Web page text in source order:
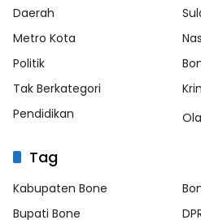
Daerah
Metro Kota
Politik
Tak Berkategori
Pendidikan
Tag
Kabupaten Bone
Bupati Bone